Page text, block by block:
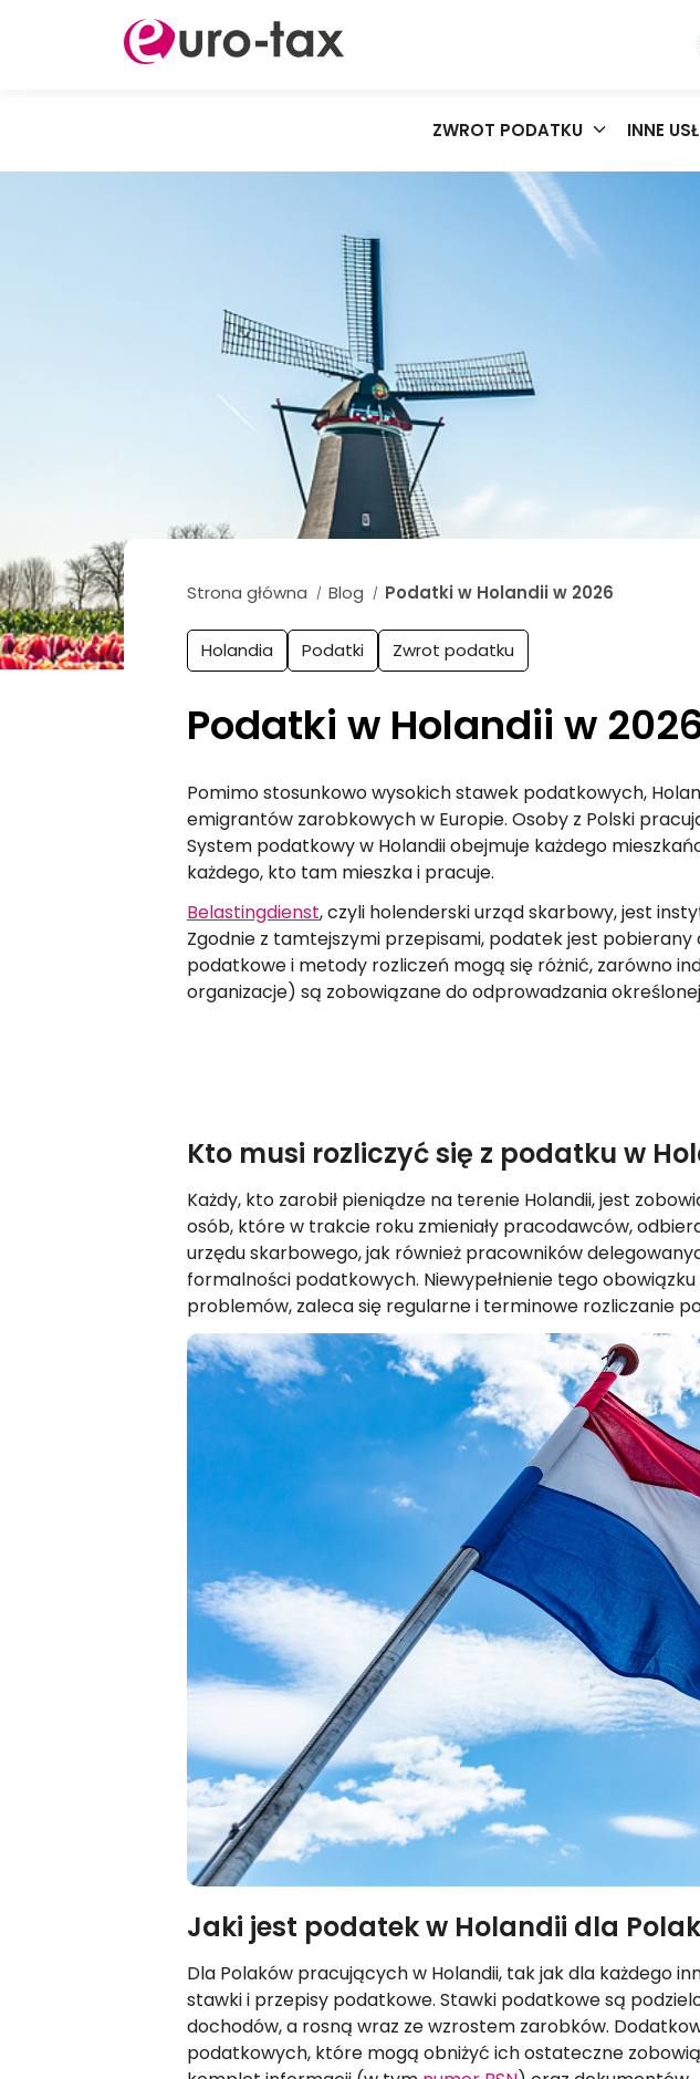
ZWROT PODATKU INNE
Strona główna / Blog / Podatki w Holandii w 2026
Holandia Podatki Zwrot podatku
Podatki w Holandii w
Pomimo stosunkowo wysokich stawek podatkowych,
emigrantów zarobkowych w Europie. Osoby z Polski
System podatkowy w Holandii obejmuje każdego
każdego, kto tam mieszka i pracuje.
Belastingdienst, czyli holenderski urząd skarbowy, jest
Zgodnie z tamtejszymi przepisami, podatek jest
podatkowe i metody rozliczeń mogą się różnić, zarówno
organizacje) są zobowiązane do odprowadzania
Kto musi rozliczyć się z podatku w
Każdy, kto zarobił pieniądze na terenie Holandii, jest
osób, które w trakcie roku zmieniały pracodawców,
urzędu skarbowego, jak również pracowników
formalności podatkowych. Niewypełnienie tego
problemów, zaleca się regularne i terminowe rozliczanie
Jaki jest podatek w Holandii dla
Dla Polaków pracujących w Holandii, tak jak dla każdego
stawki i przepisy podatkowe. Stawki podatkowe są
dochodów, a rosną wraz ze wzrostem zarobków.
podatkowych, które mogą obniżyć ich ostateczne